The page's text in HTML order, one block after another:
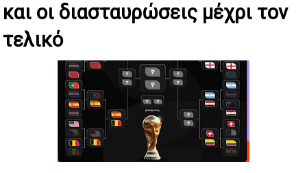
και οι διασταυρώσεις μέχρι τον
τελικό